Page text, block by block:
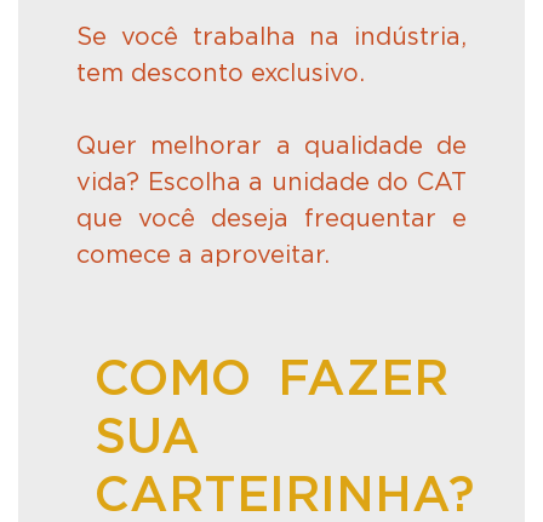
Se você trabalha na indústria,
tem desconto exclusivo.
Quer melhorar a qualidade de
vida? Escolha a unidade do CAT
que você deseja frequentar e
comece a aproveitar.
COMO FAZER
SUA
CARTEIRINHA?